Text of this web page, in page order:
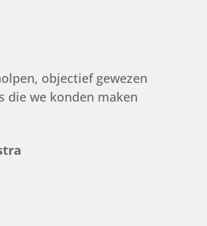
objectief gewezen
die we konden maken